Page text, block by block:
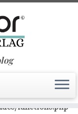
was
the
This is usually an
theme running too
version 6.7.0.) in
functions.php